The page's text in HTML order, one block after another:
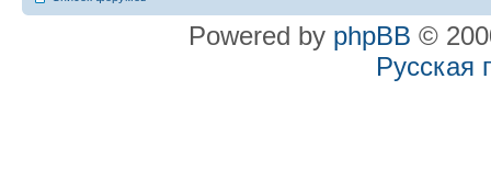
Powered by phpBB ©
Русская